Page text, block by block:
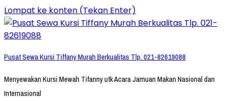
Lompat ke konten (Tekan Enter)
Pusat Sewa Kursi Tiffany Murah Berkualitas Tlp. 021-82619088
Menyewakan Kursi Mewah Tifanny utk Acara Jamuan Makan Nasional dan
Internasional